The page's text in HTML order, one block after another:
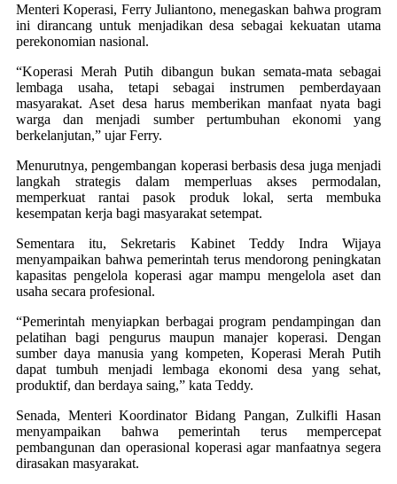
Menteri Koperasi, Ferry Juliantono, menegaskan bahwa program
ini dirancang untuk menjadikan desa sebagai kekuatan utama
perekonomian nasional.
“Koperasi Merah Putih dibangun bukan semata-mata sebagai
lembaga usaha, tetapi sebagai instrumen pemberdayaan
masyarakat. Aset desa harus memberikan manfaat nyata bagi
warga dan menjadi sumber pertumbuhan ekonomi yang
berkelanjutan,” ujar Ferry.
Menurutnya, pengembangan koperasi berbasis desa juga menjadi
langkah strategis dalam memperluas akses permodalan,
memperkuat rantai pasok produk lokal, serta membuka
kesempatan kerja bagi masyarakat setempat.
Sementara itu, Sekretaris Kabinet Teddy Indra Wijaya
menyampaikan bahwa pemerintah terus mendorong peningkatan
kapasitas pengelola koperasi agar mampu mengelola aset dan
usaha secara profesional.
“Pemerintah menyiapkan berbagai program pendampingan dan
pelatihan bagi pengurus maupun manajer koperasi. Dengan
sumber daya manusia yang kompeten, Koperasi Merah Putih
dapat tumbuh menjadi lembaga ekonomi desa yang sehat,
produktif, dan berdaya saing,” kata Teddy.
Senada, Menteri Koordinator Bidang Pangan, Zulkifli Hasan
menyampaikan bahwa pemerintah terus mempercepat
pembangunan dan operasional koperasi agar manfaatnya segera
dirasakan masyarakat.